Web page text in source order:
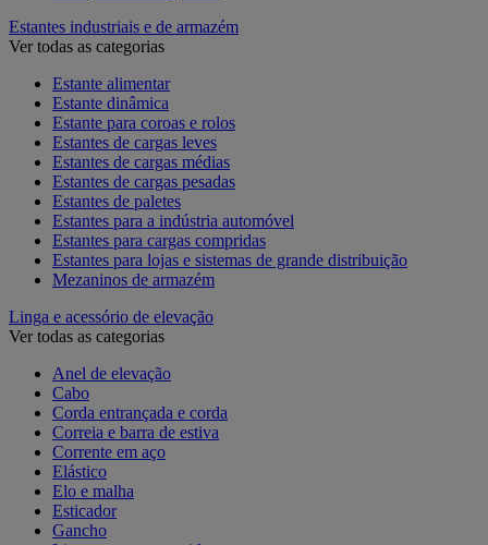
Estantes industriais e de armazém
Ver todas as categorias
Estante alimentar
Estante dinâmica
Estante para coroas e rolos
Estantes de cargas leves
Estantes de cargas médias
Estantes de cargas pesadas
Estantes de paletes
Estantes para a indústria automóvel
Estantes para cargas compridas
Estantes para lojas e sistemas de grande distribuição
Mezaninos de armazém
Linga e acessório de elevação
Ver todas as categorias
Anel de elevação
Cabo
Corda entrançada e corda
Correia e barra de estiva
Corrente em aço
Elástico
Elo e malha
Esticador
Gancho